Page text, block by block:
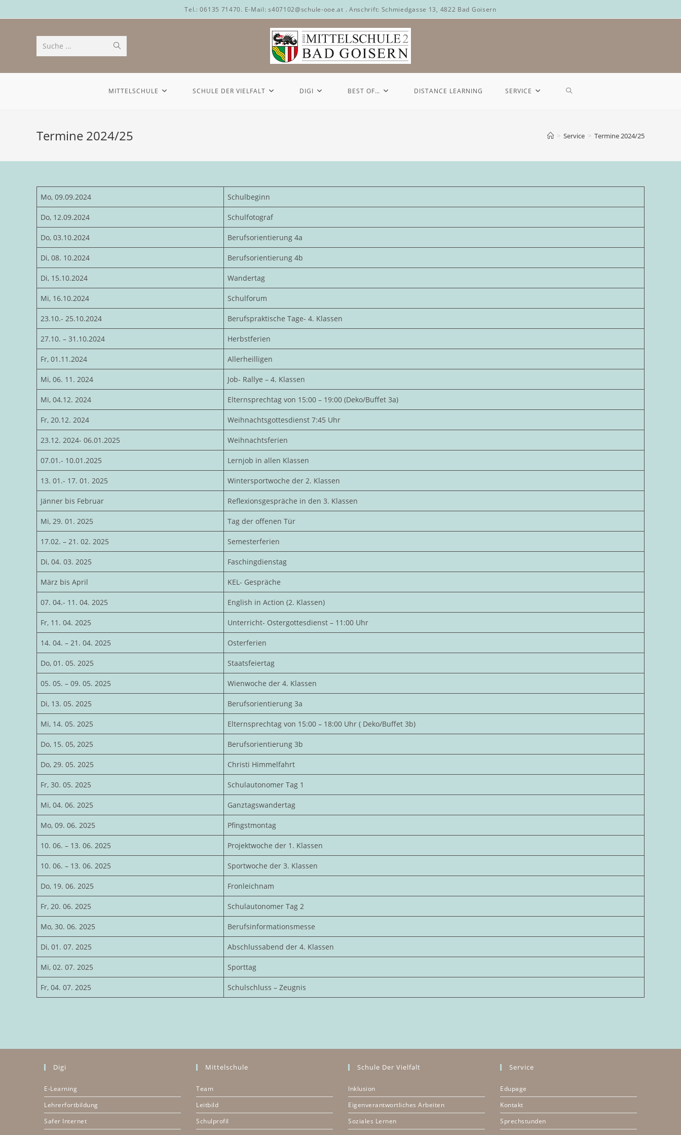
Tel.: 06135 71470. E-Mail: s407102@schule-ooe.at . Anschrift: Schmiedgasse 13, 4822 Bad Goisern
Suche ...
MITTELSCHULE SCHULE DER VIELFALT DIGI BEST OF… DISTANCE LEARNING SERVICE
Termine 2024/25 > Service > Termine 2024/25
Mo, 09.09.2024 Schulbeginn
Do, 12.09.2024 Schulfotograf
Do, 03.10.2024 Berufsorientierung 4a
Di, 08. 10.2024 Berufsorientierung 4b
Di, 15.10.2024 Wandertag
Mi, 16.10.2024 Schulforum
23.10.- 25.10.2024 Berufspraktische Tage- 4. Klassen
27.10. – 31.10.2024 Herbstferien
Fr, 01.11.2024 Allerheilligen
Mi, 06. 11. 2024 Job- Rallye – 4. Klassen
Mi, 04.12. 2024 Elternsprechtag von 15:00 – 19:00 (Deko/Buffet 3a)
Fr, 20.12. 2024 Weihnachtsgottesdienst 7:45 Uhr
23.12. 2024- 06.01.2025 Weihnachtsferien
07.01.- 10.01.2025 Lernjob in allen Klassen
13. 01.- 17. 01. 2025 Wintersportwoche der 2. Klassen
Jänner bis Februar Reflexionsgespräche in den 3. Klassen
Mi, 29. 01. 2025 Tag der offenen Tür
17.02. – 21. 02. 2025 Semesterferien
Di, 04. 03. 2025 Faschingdienstag
März bis April KEL- Gespräche
07. 04.- 11. 04. 2025 English in Action (2. Klassen)
Fr, 11. 04. 2025 Unterricht- Ostergottesdienst – 11:00 Uhr
14. 04. – 21. 04. 2025 Osterferien
Do, 01. 05. 2025 Staatsfeiertag
05. 05. – 09. 05. 2025 Wienwoche der 4. Klassen
Di, 13. 05. 2025 Berufsorientierung 3a
Mi, 14. 05. 2025 Elternsprechtag von 15:00 – 18:00 Uhr ( Deko/Buffet 3b)
Do, 15. 05, 2025 Berufsorientierung 3b
Do, 29. 05. 2025 Christi Himmelfahrt
Fr, 30. 05. 2025 Schulautonomer Tag 1
Mi, 04. 06. 2025 Ganztagswandertag
Mo, 09. 06. 2025 Pfingstmontag
10. 06. – 13. 06. 2025 Projektwoche der 1. Klassen
10. 06. – 13. 06. 2025 Sportwoche der 3. Klassen
Do, 19. 06. 2025 Fronleichnam
Fr, 20. 06. 2025 Schulautonomer Tag 2
Mo, 30. 06. 2025 Berufsinformationsmesse
Di, 01. 07. 2025 Abschlussabend der 4. Klassen
Mi, 02. 07. 2025 Sporttag
Fr, 04. 07. 2025 Schulschluss – Zeugnis
Digi
E-Learning
Lehrerfortbildung
Safer Internet
Mittelschule
Team
Leitbild
Schulprofil
Schule Der Vielfalt
Inklusion
Eigenverantwortliches Arbeiten
Soziales Lernen
Service
Edupage
Kontakt
Sprechstunden